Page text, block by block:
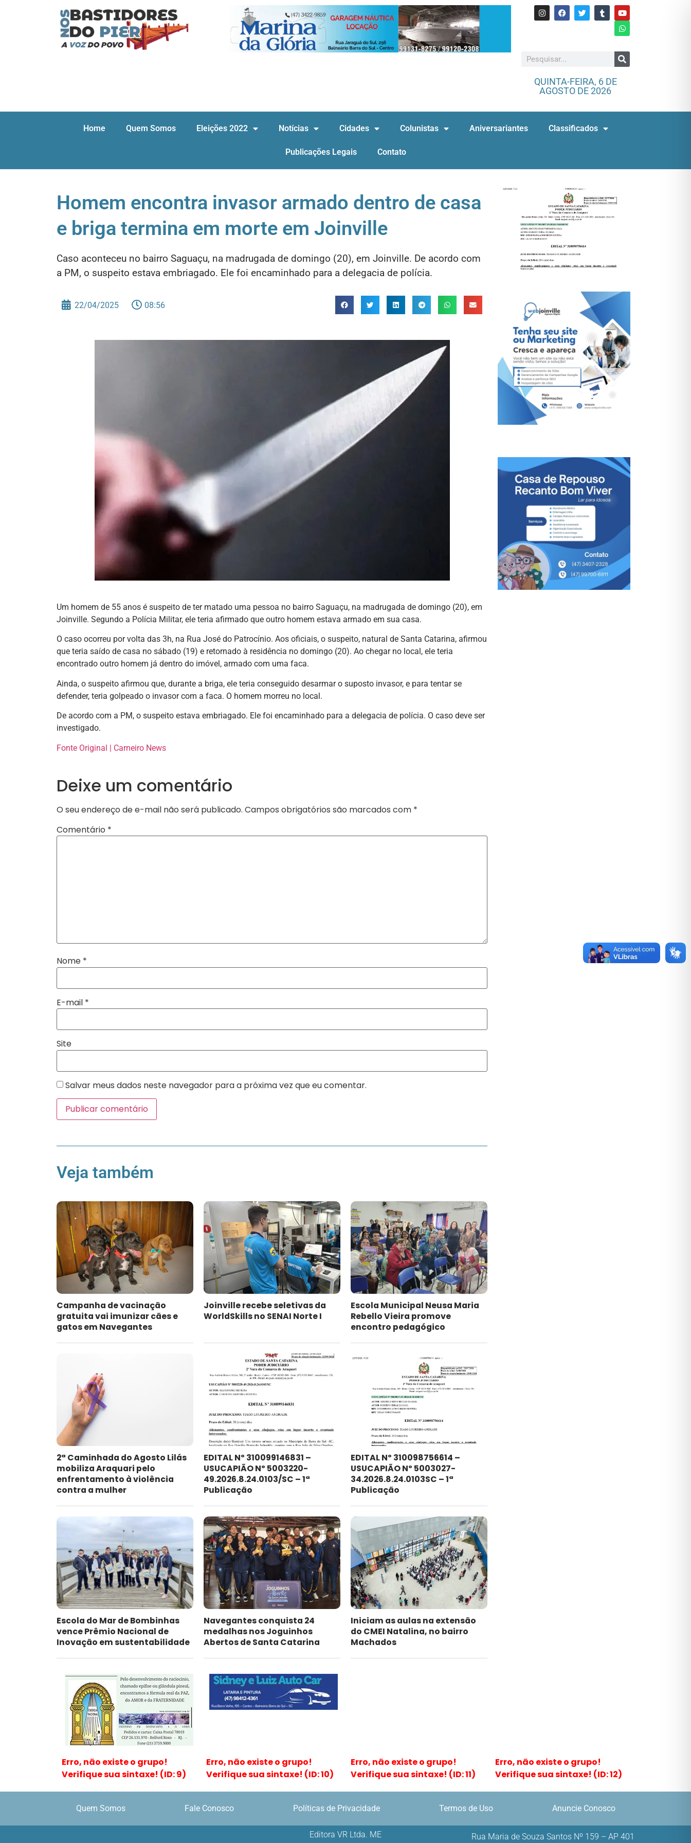
QUINTA-FEIRA, 6 DE
AGOSTO DE 2026
Home Quem Somos Eleições 2022 Notícias Cidades Colunistas Aniversariantes Classificados
Publicações Legais Contato
Homem encontra invasor armado dentro de casa
e briga termina em morte em Joinville
Caso aconteceu no bairro Saguaçu, na madrugada de domingo (20), em Joinville. De acordo com
a PM, o suspeito estava embriagado. Ele foi encaminhado para a delegacia de polícia.
22/04/2025 08:56
Um homem de 55 anos é suspeito de ter matado uma pessoa no bairro Saguaçu, na madrugada de domingo (20), em
Joinville. Segundo a Polícia Militar, ele teria afirmado que outro homem estava armado em sua casa.
O caso ocorreu por volta das 3h, na Rua José do Patrocínio. Aos oficiais, o suspeito, natural de Santa Catarina, afirmou
que teria saído de casa no sábado (19) e retornado à residência no domingo (20). Ao chegar no local, ele teria
encontrado outro homem já dentro do imóvel, armado com uma faca.
Ainda, o suspeito afirmou que, durante a briga, ele teria conseguido desarmar o suposto invasor, e para tentar se
defender, teria golpeado o invasor com a faca. O homem morreu no local.
De acordo com a PM, o suspeito estava embriagado. Ele foi encaminhado para a delegacia de polícia. O caso deve ser
investigado.
Fonte Original | Carneiro News
Deixe um comentário
O seu endereço de e-mail não será publicado. Campos obrigatórios são marcados com *
Comentário *
Nome *
E-mail *
Site
Salvar meus dados neste navegador para a próxima vez que eu comentar.
Veja também
Campanha de vacinação
gratuita vai imunizar cães e
gatos em Navegantes
Joinville recebe seletivas da
WorldSkills no SENAI Norte I
Escola Municipal Neusa Maria
Rebello Vieira promove
encontro pedagógico
2ª Caminhada do Agosto Lilás
mobiliza Araquari pelo
enfrentamento à violência
contra a mulher
EDITAL Nº 310099146831 –
USUCAPIÃO Nº 5003220-
49.2026.8.24.0103/SC – 1ª
Publicação
EDITAL Nº 310098756614 –
USUCAPIÃO Nº 5003027-
34.2026.8.24.0103SC – 1ª
Publicação
Escola do Mar de Bombinhas
vence Prêmio Nacional de
Inovação em sustentabilidade
Navegantes conquista 24
medalhas nos Joguinhos
Abertos de Santa Catarina
Iniciam as aulas na extensão
do CMEI Natalina, no bairro
Machados
Erro, não existe o grupo!
Verifique sua sintaxe! (ID: 9)
Erro, não existe o grupo!
Verifique sua sintaxe! (ID: 10)
Erro, não existe o grupo!
Verifique sua sintaxe! (ID: 11)
Erro, não existe o grupo!
Verifique sua sintaxe! (ID: 12)
Quem Somos Fale Conosco Políticas de Privacidade Termos de Uso Anuncie Conosco
Editora VR Ltda. ME Rua Maria de Souza Santos Nº 159 – AP 401